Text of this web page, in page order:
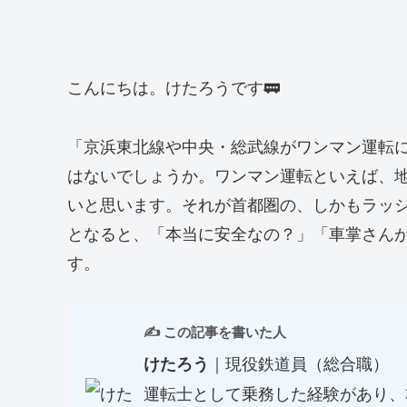
こんにちは。けたろうです🚃
「京浜東北線や中央・総武線がワンマン運
はないでしょうか。ワンマン運転といえば、
いと思います。それが首都圏の、しかもラッ
となると、「本当に安全なの？」「車掌さ
す。
✍️ この記事を書いた人
けたろう ｜現役鉄道員（総合職）
運転士として乗務した経験があり